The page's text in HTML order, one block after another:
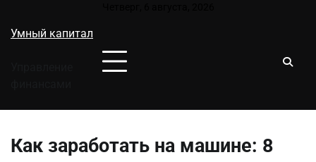
содержимому
Умный капитал
Как заработать на машине: 8